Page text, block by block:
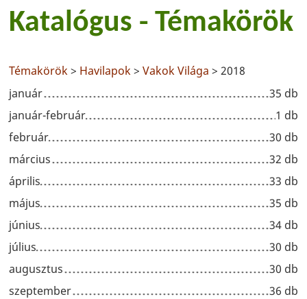
Katalógus - Témakörök
Témakörök> Havilapok>Vakok Világa > 2018
január
35 db
január-február
1 db
február
30 db
március
32 db
április
33 db
május
35 db
június
34 db
július
30 db
augusztus
30 db
szeptember
36 db